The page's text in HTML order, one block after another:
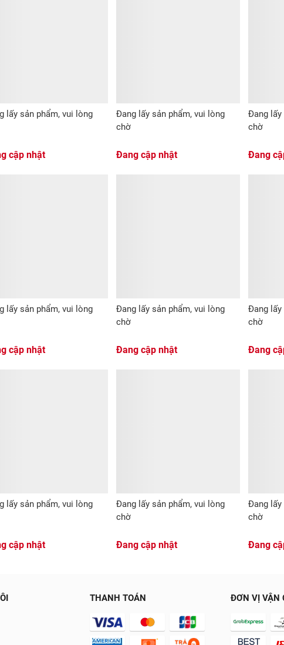
lấy sản phẩm, vui lòng
cập nhật
Đang lấy sản phẩm, vui lòng
chờ
Đang cập nhật
Đang lấy
chờ
Đang
lấy sản phẩm, vui lòng
cập nhật
Đang lấy sản phẩm, vui lòng
chờ
Đang cập nhật
Đang lấy
chờ
Đang
lấy sản phẩm, vui lòng
cập nhật
Đang lấy sản phẩm, vui lòng
chờ
Đang cập nhật
Đang lấy
chờ
Đang
THANH TOÁN ĐƠN VỊ VẬN